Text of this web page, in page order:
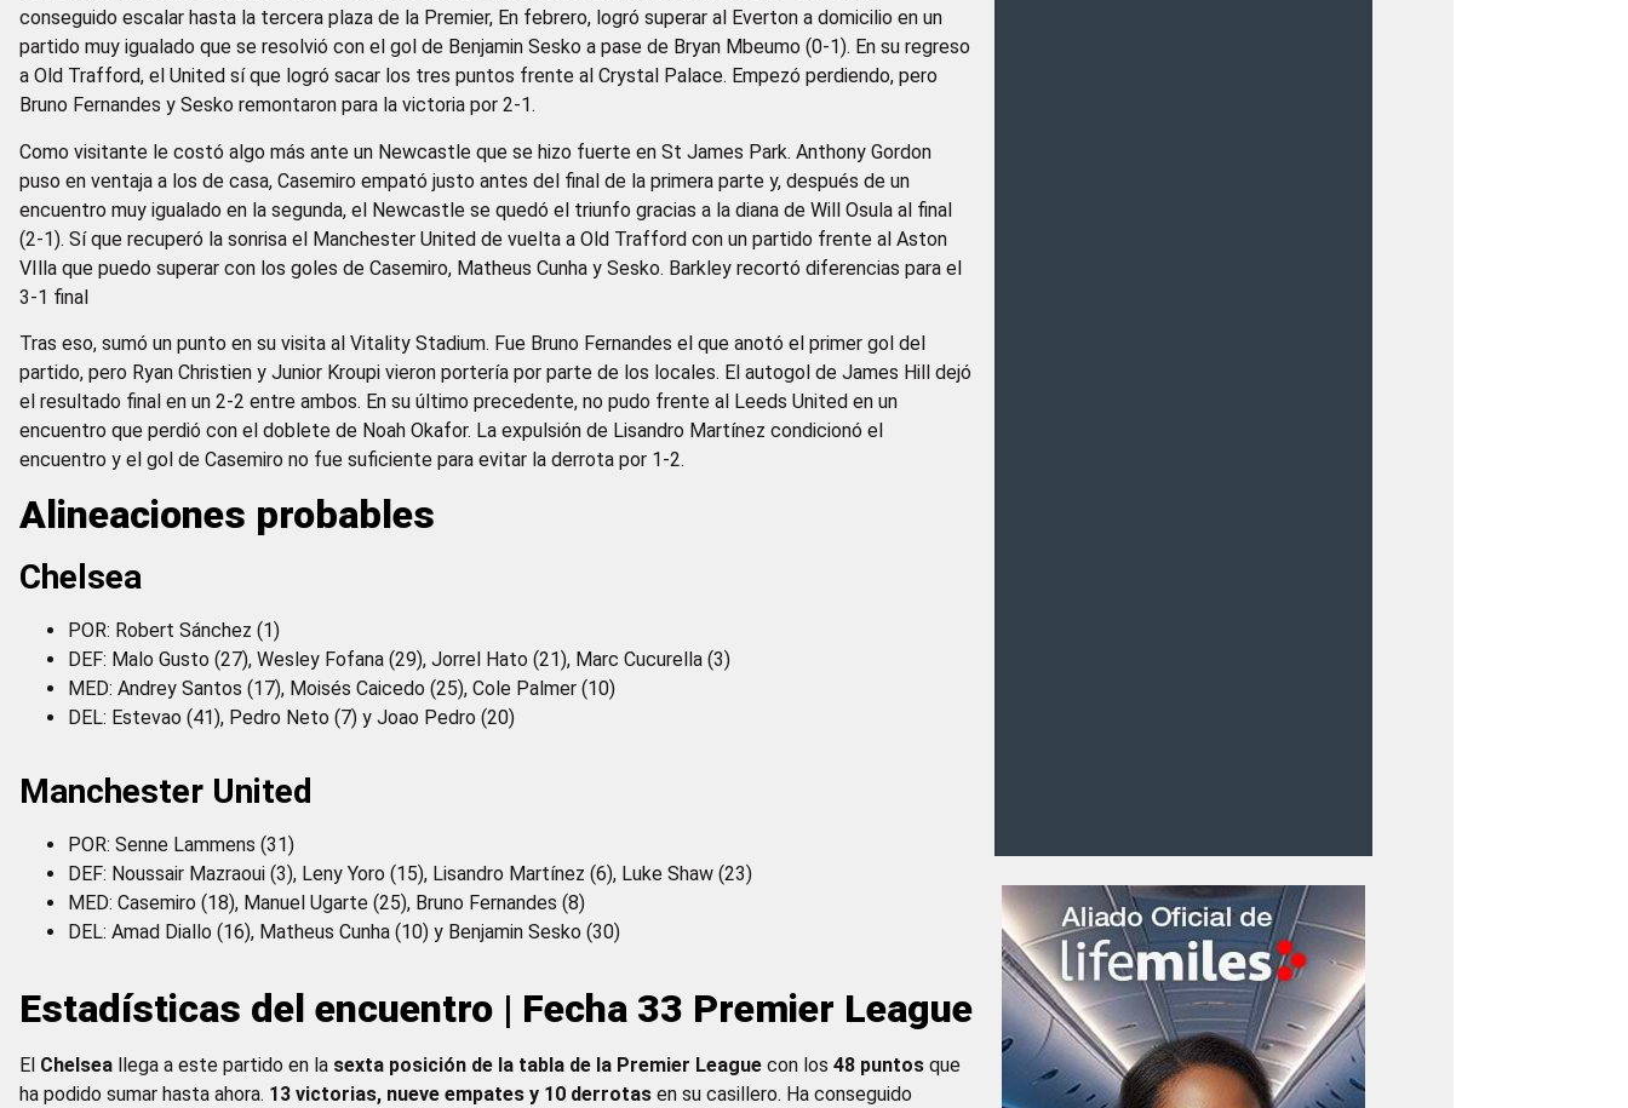
conseguido escalar hasta la tercera plaza de la Premier, En febrero, logró superar al Everton a domicilio en un
partido muy igualado que se resolvió con el gol de Benjamin Sesko a pase de Bryan Mbeumo (0-1). En su regreso
a Old Trafford, el United sí que logró sacar los tres puntos frente al Crystal Palace. Empezó perdiendo, pero
Bruno Fernandes y Sesko remontaron para la victoria por 2-1.
Como visitante le costó algo más ante un Newcastle que se hizo fuerte en St James Park. Anthony Gordon
puso en ventaja a los de casa, Casemiro empató justo antes del final de la primera parte y, después de un
encuentro muy igualado en la segunda, el Newcastle se quedó el triunfo gracias a la diana de Will Osula al final
(2-1). Sí que recuperó la sonrisa el Manchester United de vuelta a Old Trafford con un partido frente al Aston
VIlla que puedo superar con los goles de Casemiro, Matheus Cunha y Sesko. Barkley recortó diferencias para el
3-1 final
Tras eso, sumó un punto en su visita al Vitality Stadium. Fue Bruno Fernandes el que anotó el primer gol del
partido, pero Ryan Christien y Junior Kroupi vieron portería por parte de los locales. El autogol de James Hill dejó
el resultado final en un 2-2 entre ambos. En su último precedente, no pudo frente al Leeds United en un
encuentro que perdió con el doblete de Noah Okafor. La expulsión de Lisandro Martínez condicionó el
encuentro y el gol de Casemiro no fue suficiente para evitar la derrota por 1-2.
Alineaciones probables
Chelsea
POR: Robert Sánchez (1)
DEF: Malo Gusto (27), Wesley Fofana (29), Jorrel Hato (21), Marc Cucurella (3)
MED: Andrey Santos (17), Moisés Caicedo (25), Cole Palmer (10)
DEL: Estevao (41), Pedro Neto (7) y Joao Pedro (20)
Manchester United
POR: Senne Lammens (31)
DEF: Noussair Mazraoui (3), Leny Yoro (15), Lisandro Martínez (6), Luke Shaw (23)
MED: Casemiro (18), Manuel Ugarte (25), Bruno Fernandes (8)
DEL: Amad Diallo (16), Matheus Cunha (10) y Benjamin Sesko (30)
Estadísticas del encuentro | Fecha 33 Premier League
El Chelsea llega a este partido en la sexta posición de la tabla de la Premier Leaguecon los48 puntosque
ha podido sumar hasta ahora. 13 victorias, nueve empates y 10 derrotasen su casillero. Ha conseguido